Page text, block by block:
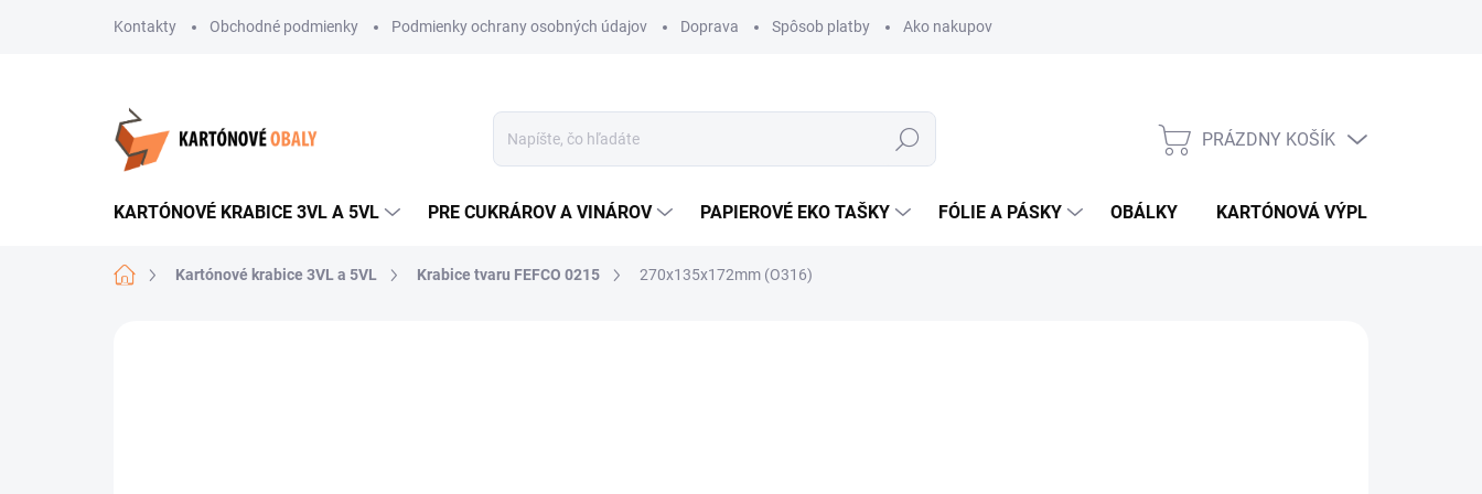
Kontakty Obchodné podmienky Podmienky ochrany osobných údajov Doprava Spôsob platby Ako nakupovať
Hľadať
NÁKUPNÝ
PRÁZDNY KOŠÍK
KARTÓNOVÉ KRABICE 3VL A 5VL PRE CUKRÁROV A VINÁROV PAPIEROVÉ EKO TAŠKY FÓLIE A PÁSKY OBÁLKY KARTÓNOVÁ VÝPLŇ
DomovKartónové krabice 3VL a 5VL Krabice tvaru FEFCO 0215 270x135x172mm (O316)